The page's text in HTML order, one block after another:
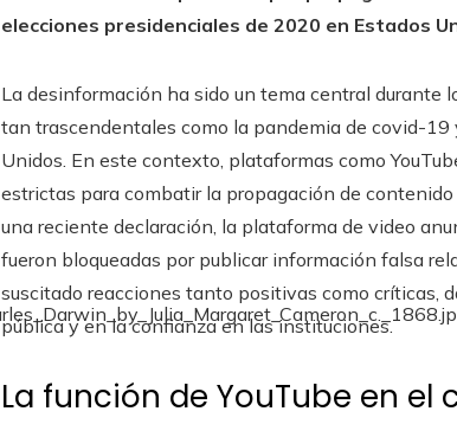
elecciones presidenciales de 2020 en Estados
La desinformación ha sido un tema central durante
tan trascendentales como la pandemia de covid-
Unidos. En este contexto, plataformas como
estrictas para combatir la propagación de
una reciente declaración, la plataforma de video
fueron bloqueadas por publicar información falsa
suscitado reacciones tanto positivas como críticas,
pública y en la confianza en las instituciones.
La función de YouTube en